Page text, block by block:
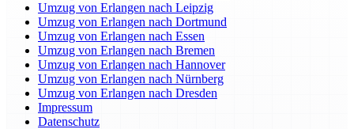
Umzug von Erlangen nach Leipzig
Umzug von Erlangen nach Dortmund
Umzug von Erlangen nach Essen
Umzug von Erlangen nach Bremen
Umzug von Erlangen nach Hannover
Umzug von Erlangen nach Nürnberg
Umzug von Erlangen nach Dresden
Impressum
Datenschutz